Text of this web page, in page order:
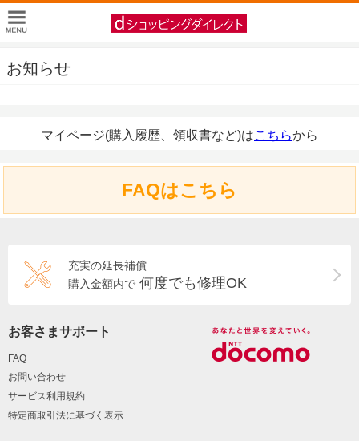
お知らせ
マイページ(購入履歴、領収書など)はこちらから
FAQはこちら
充実の延長補償
購入金額内で 何度でも修理OK
お客さまサポート
FAQ
お問い合わせ
サービス利用規約
特定商取引法に基づく表示